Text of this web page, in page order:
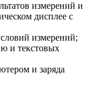
измерений и
дисплее с
измерений;
и текстовых
и заряда